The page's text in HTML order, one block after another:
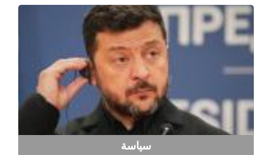
سياسة